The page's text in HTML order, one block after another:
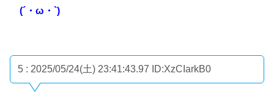
(´・ω・`)
5 : 2025/05/24(土) 23:41:43.97 ID:XzCIarkB0